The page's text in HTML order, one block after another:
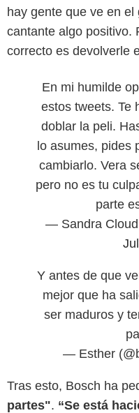
hay gente que ve en
cantante algo positivo.
correcto es devolverle
En mi humilde
estos tweets. Te
doblar la peli.
lo asumes, pides
cambiarlo. Vera
pero no es tu
parte
— Sandra
Y antes de que
mejor que ha
ser maduros y
— Esther
Tras esto, Bosch ha
partes". “Se está